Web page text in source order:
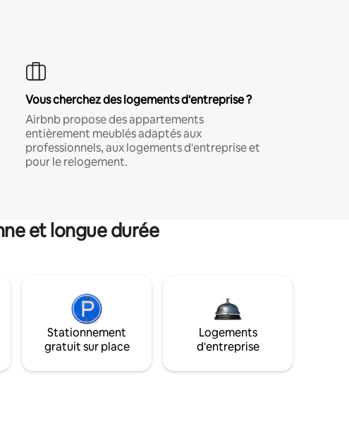
Vous cherchez des logements d'entreprise ?
Airbnb propose des appartements
entièrement meublés adaptés aux
professionnels, aux logements d'entreprise et
pour le relogement.
et longue durée
Stationnement
gratuit sur place
Logements
d'entreprise